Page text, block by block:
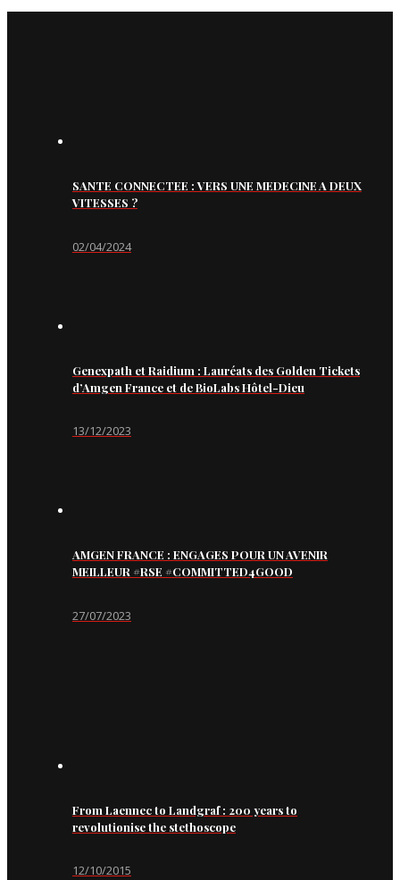
SANTE CONNECTEE : VERS UNE MEDECINE A DEUX
VITESSES ?
02/04/2024
Genexpath et Raidium : Lauréats des Golden Tickets
d’Amgen France et de BioLabs Hôtel-Dieu
13/12/2023
AMGEN FRANCE : ENGAGES POUR UN AVENIR
MEILLEUR #RSE #COMMITTED4GOOD
27/07/2023
From Laennec to Landgraf : 200 years to
revolutionise the stethoscope
12/10/2015